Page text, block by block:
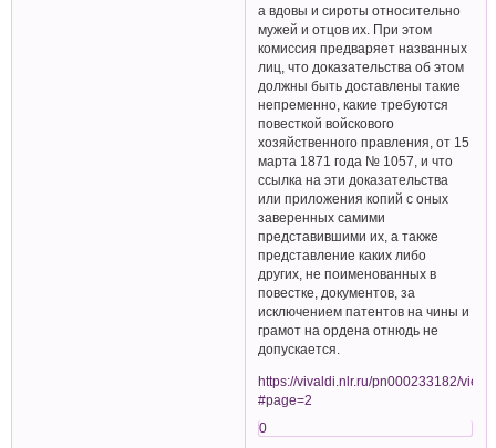
а вдовы и сироты относительно
мужей и отцов их. При этом
комиссия предваряет названных
лиц, что доказательства об этом
должны быть доставлены такие
непременно, какие требуются
повесткой войскового
хозяйственного правления, от 15
марта 1871 года № 1057, и что
ссылка на эти доказательства
или приложения копий с оных
заверенных самими
представившими их, а также
представление каких либо
других, не поименованных в
повестке, документов, за
исключением патентов на чины и
грамот на ордена отнюдь не
допускается.
https://vivaldi.nlr.ru/pn000233182/view/
#page=2
0